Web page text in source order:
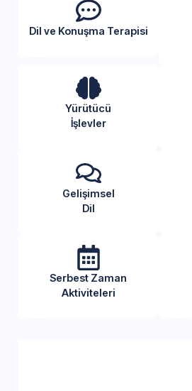
Dil ve Konuşma Terapisi
Yürütücü
İşlevler
Gelişimsel
Dil
Serbest Zaman
Aktiviteleri